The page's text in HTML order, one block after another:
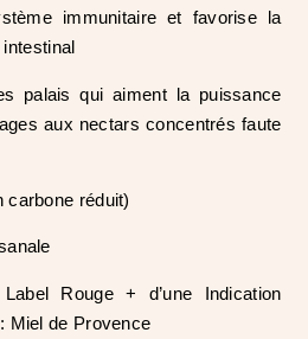
immunitaire et favorise la
palais qui aiment la puissance
aux nectars concentrés faute
carbone réduit)
Rouge + d’une Indication
Miel de Provence